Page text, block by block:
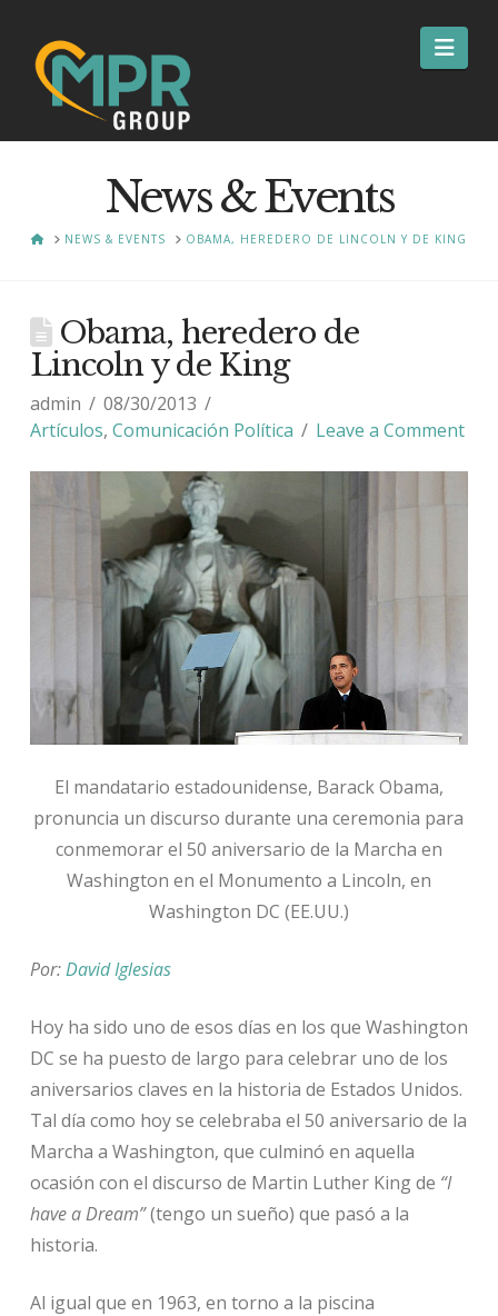
News & Events
HOMENEWS & EVENTS OBAMA, HEREDERO DE LINCOLN Y DE KING
Obama, heredero de
Lincoln y de King
admin
08/30/2013
Artículos, Comunicación Política Leave a Comment
El mandatario estadounidense, Barack Obama,
pronuncia un discurso durante una ceremonia para
conmemorar el 50 aniversario de la Marcha en
Washington en el Monumento a Lincoln, en
Washington DC (EE.UU.)
Por:David Iglesias
Hoy ha sido uno de esos días en los que Washington
DC se ha puesto de largo para celebrar uno de los
aniversarios claves en la historia de Estados Unidos.
Tal día como hoy se celebraba el 50 aniversario de la
Marcha a Washington, que culminó en aquella
ocasión con el discurso de Martin Luther King de “I
have a Dream”(tengo un sueño) que pasó a la
historia.
Al igual que en 1963, en torno a la piscina